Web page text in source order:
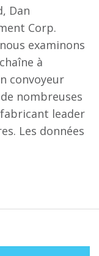
Dan
Corp.
examinons
à
convoyeur
nombreuses
leader
Les données